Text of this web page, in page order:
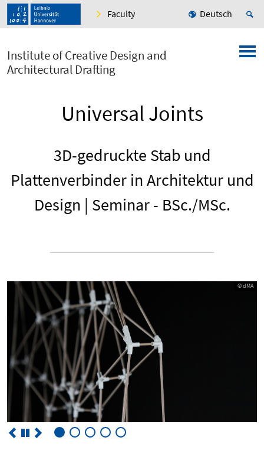
Faculty Deutsch
Institute of Creative Design and
Architectural Drafting
Universal Joints
3D-gedruckte Stab und
Plattenverbinder in Architektur und
Design | Seminar - BSc./MSc.
© dMA